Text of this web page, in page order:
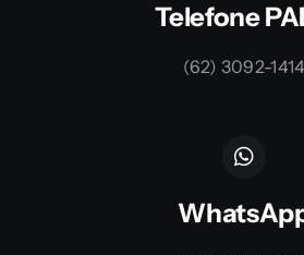
Telefone
(62) 3092-1414